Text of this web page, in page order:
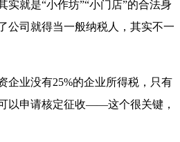
实就是“小作坊”“小门店”的合法身
公司就得当一般纳税人，其实不一
企业没有25%的企业所得税，只有
以申请核定征收——这个很关键，